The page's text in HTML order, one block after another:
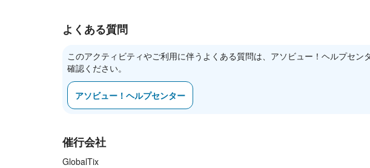
よくある質問
このアクティビティやご利用に伴うよくある質問は、アソビュー！ヘルプセン
確認ください。
アソビュー！ヘルプセンター
催行会社
GlobalTix